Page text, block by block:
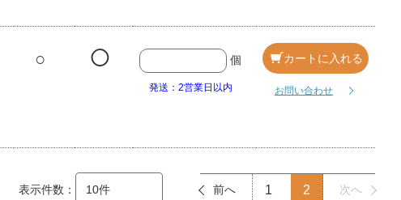
○ ◯ 個
発送：2営業日以内
カートに入れる
お問い合わせ
表示件数： 前へ 1 2 次へ